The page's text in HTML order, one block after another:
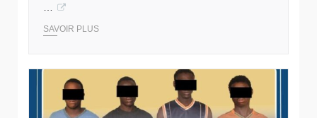
SAVOIR PLUS
Crédit photo minutes.Bf